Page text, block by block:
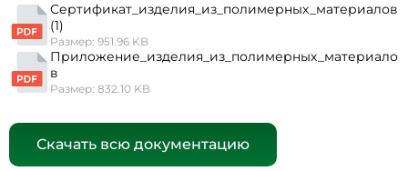
Сертификат_изделия_из_полимерных_материалов
(1)
Размер: 951.96 KB
Приложение_изделия_из_полимерных_материало
в
Размер: 832.10 KB
Скачать всю документацию